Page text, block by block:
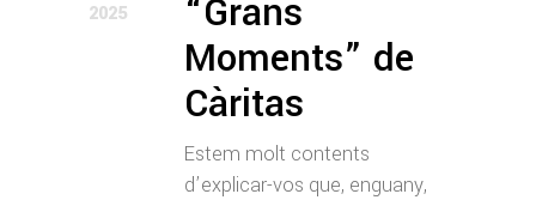
2025
“Grans
Moments” de
Càritas
Estem molt contents
d’explicar-vos que, enguany,